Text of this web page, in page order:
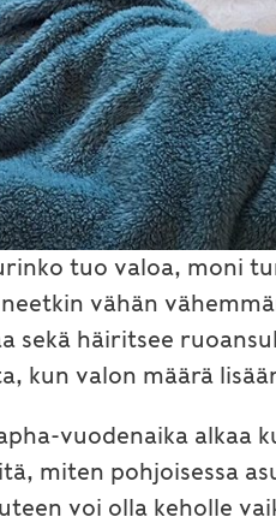
tuo valoa, moni
vähän
sekä häiritsee
kun valon määrä
vuodenaika alkaa
miten pohjoisessa
voi olla keholle